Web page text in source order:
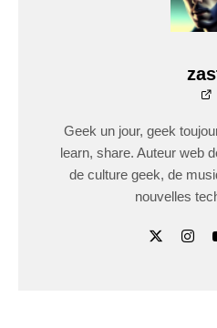
Geek un jour, geek
learn, share. Auteur web
de culture geek, de
nouvelles